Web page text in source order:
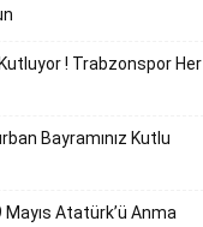
! Trabzonspor Her
Bayramınız Kutlu
Atatürk’ü Anma